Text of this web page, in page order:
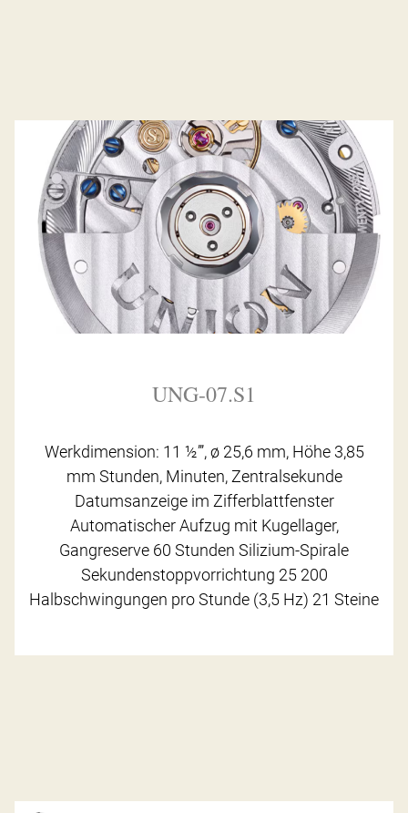
UNG-07.S1
Werkdimension: 11 ½’’’, ø 25,6 mm, Höhe 3,85
mm Stunden, Minuten, Zentralsekunde
Datumsanzeige im Zifferblattfenster
Automatischer Aufzug mit Kugellager,
Gangreserve 60 Stunden Silizium-Spirale
Sekundenstoppvorrichtung 25 200
Halbschwingungen pro Stunde (3,5 Hz) 21 Steine